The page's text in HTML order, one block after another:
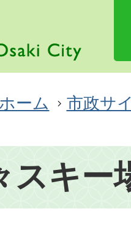
ホーム 市政サ
スキー